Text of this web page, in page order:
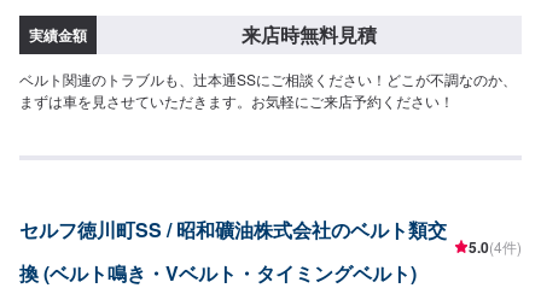
実績金額 来店時無料見積
ベルト関連のトラブルも、辻本通SSにご相談ください！どこが不調なのか、
まずは車を見させていただきます。お気軽にご来店予約ください！
セルフ徳川町SS / 昭和礦油株式会社のベルト類交
換 (ベルト鳴き・Vベルト・タイミングベルト)
5.0(4件)